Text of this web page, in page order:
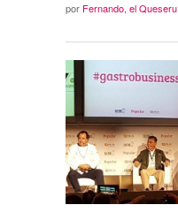
por Fernando, el Queseru